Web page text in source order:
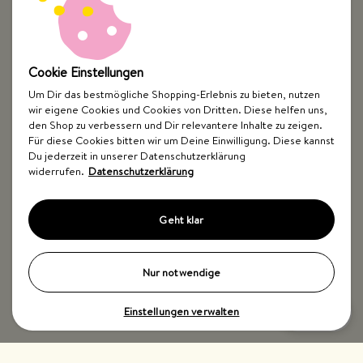
Top Kategorien
Just Spices
Impressum WiderrufsbelehrungDatenschutzBarrierefreiheit
Cookie Einstellungen
Um Dir das bestmögliche Shopping-Erlebnis zu bieten, nutzen
wir eigene Cookies und Cookies von Dritten. Diese helfen uns,
den Shop zu verbessern und Dir relevantere Inhalte zu zeigen.
Für diese Cookies bitten wir um Deine Einwilligung. Diese kannst
Du jederzeit in unserer Datenschutzerklärung
widerrufen. Datenschutzerklärung
Geht klar
Nur notwendige
Einstellungen verwalten